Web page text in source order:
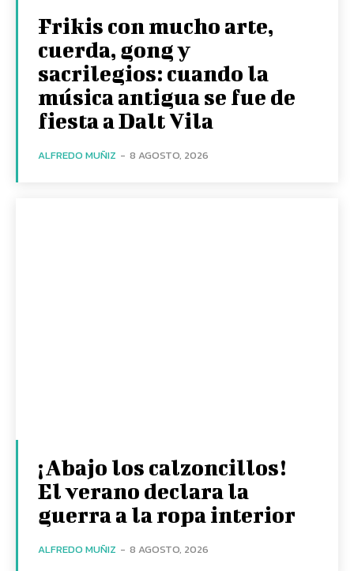
Frikis con mucho arte,
cuerda, gong y
sacrilegios: cuando la
música antigua se fue de
fiesta a Dalt Vila
ALFREDO MUÑIZ - 8 AGOSTO, 2026
¡Abajo los calzoncillos!
El verano declara la
guerra a la ropa interior
ALFREDO MUÑIZ - 8 AGOSTO, 2026